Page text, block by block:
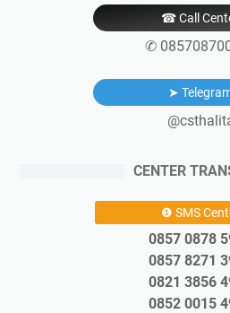
☎ Call
✆
➤
CENTER
❶ SMS
0857 0878
0857 8271
0821 3856
0852 0015